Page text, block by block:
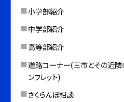
小学部紹介
中学部紹介
高等部紹介
進路コーナー(三市とその近
ンフレット)
さくらんぼ相談